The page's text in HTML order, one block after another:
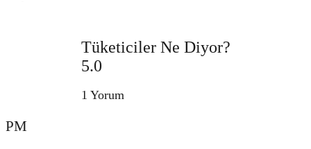
Tüketiciler Ne Diyor?
5.0
1 Yorum
PM